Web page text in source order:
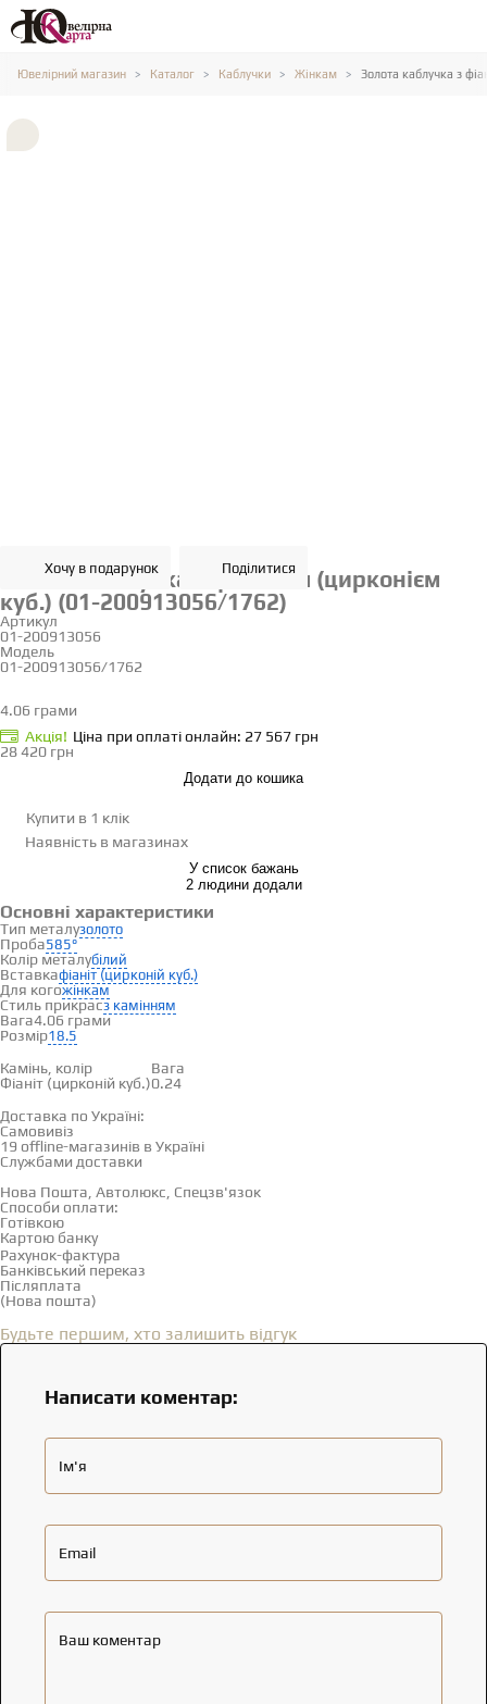
Ювелірний магазин Каталог Каблучки Жінкам Золота каблучка з
Хочу в подарунок Поділитися
Золота каблучка з фіанітом (цирконієм
куб.) (01-200913056/1762)
Артикул
01-200913056
Модель
01-200913056/1762
4.06 грами
Акцiя! Ціна при оплаті онлайн: 27 567 грн
28 420 грн
Додати до кошика
Купити в 1 клік
Наявність в магазинах
У список бажань
2 людини додали
Основні характеристики
Тип металузолото
Проба585°
Колір металубілий
Вставкафіаніт (цирконій куб.)
Для когожінкам
Стиль прикрасз камінням
Вага4.06 грами
Розмір18.5
Вставки
Камінь, колір
Вага
Фіаніт (цирконій куб.)0.24
Доставка і оплата
Доставка по Україні:
Самовивіз
19 offline-магазинів в Україні
Службами доставки
Нова Пошта, Автолюкс, Спецзв'язок
Способи оплати:
Готівкою
Картою банку
Рахунок-фактура
Банківський переказ
Післяплата
(Нова пошта)
Будьте першим, хто залишить відгук
Написати коментар:
Ім'я
Email
Ваш коментар